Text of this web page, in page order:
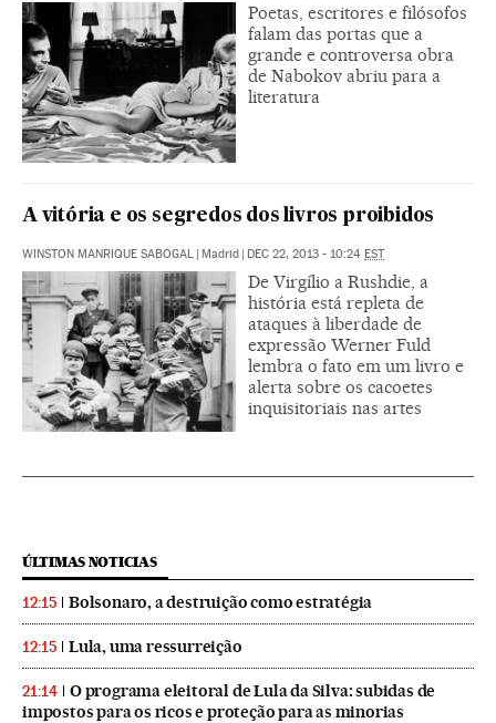
Poetas, escritores e filósofos
falam das portas que a
grande e controversa obra
de Nabokov abriu para a
literatura
A vitória e os segredos dos livros proibidos
WINSTON MANRIQUE SABOGAL | Madrid | DEC 22, 2013 - 10:24 EST
De Virgílio a Rushdie, a
história está repleta de
ataques à liberdade de
expressão Werner Fuld
lembra o fato em um livro e
alerta sobre os cacoetes
inquisitoriais nas artes
ÚLTIMAS NOTICIAS
12:15 Bolsonaro, a destruição como estratégia
12:15 Lula, uma ressurreição
21:14
O programa eleitoral de Lula da Silva: subidas de
impostos para os ricos e proteção para as minorias